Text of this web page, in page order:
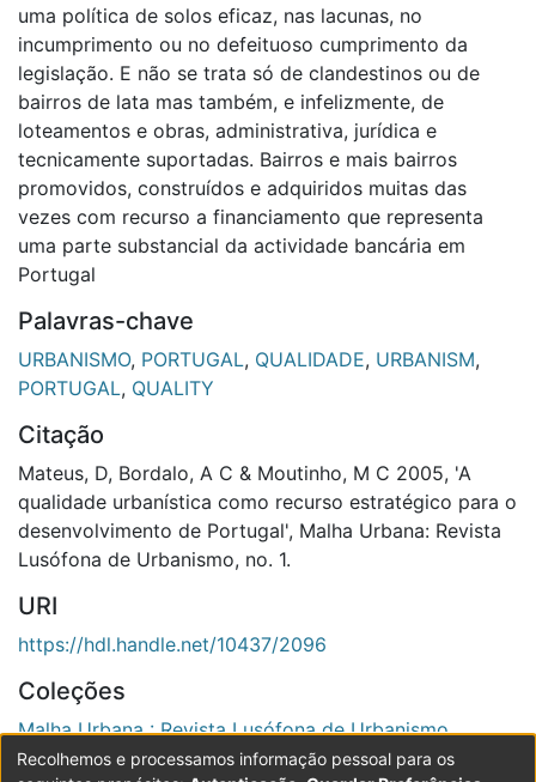
uma política de solos eficaz, nas lacunas, no
incumprimento ou no defeituoso cumprimento da
legislação. E não se trata só de clandestinos ou de
bairros de lata mas também, e infelizmente, de
loteamentos e obras, administrativa, jurídica e
tecnicamente suportadas. Bairros e mais bairros
promovidos, construídos e adquiridos muitas das
vezes com recurso a financiamento que representa
uma parte substancial da actividade bancária em
Portugal
Palavras-chave
URBANISMO, PORTUGAL, QUALIDADE, URBANISM,
PORTUGAL, QUALITY
Citação
Mateus, D, Bordalo, A C & Moutinho, M C 2005, 'A
qualidade urbanística como recurso estratégico para o
desenvolvimento de Portugal', Malha Urbana: Revista
Lusófona de Urbanismo, no. 1.
URI
https://hdl.handle.net/10437/2096
Coleções
Malha Urbana : Revista Lusófona de Urbanismo
Recolhemos e processamos informação pessoal para os